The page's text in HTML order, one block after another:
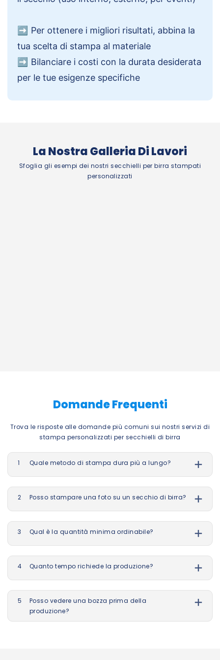
➡️ Per ottenere i migliori risultati, abbina la
tua scelta di stampa al materiale
➡️ Bilanciare i costi con la durata desiderata
per le tue esigenze specifiche
La Nostra Galleria Di Lavori
Sfoglia gli esempi dei nostri secchielli per birra stampati
personalizzati
Domande Frequenti
Trova le risposte alle domande più comuni sui nostri servizi di
stampa personalizzati per secchielli di birra
1 Quale metodo di stampa dura più a lungo?
2 Posso stampare una foto su un secchio di birra?
3 Qual è la quantità minima ordinabile?
4 Quanto tempo richiede la produzione?
5
Posso vedere una bozza prima della
produzione?